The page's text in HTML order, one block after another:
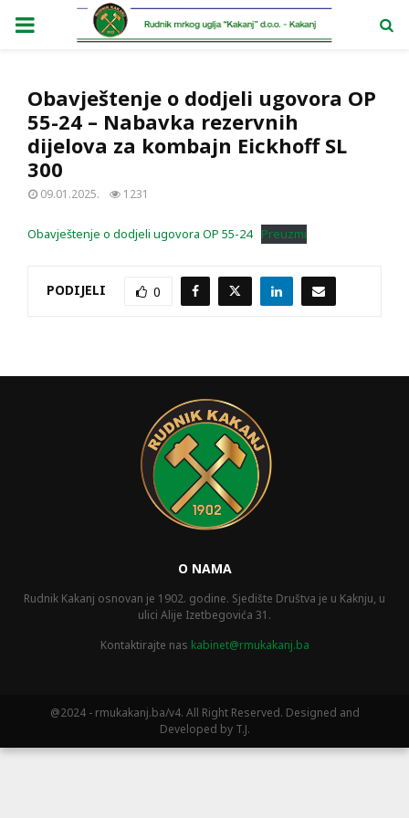
PRIMARY
Obavještenje o dodjeli ugovora OP
55-24 – Nabavka rezervnih
dijelova za kombajn Eickhoff SL
300
09.01.2025. 1231
Obavještenje o dodjeli ugovora OP 55-24 Preuzmi
PODIJELI 0
O NAMA
Rudnik Kakanj osnovan je 1902. godine. Sjedište Društva je u Kaknju, u
ulici Alije Izetbegovića 31.
Kontaktirajte nas kabinet@rmukakanj.ba
@2024 - rmukakanj.ba/v4. All Right Reserved. Designed and
Developed by T.J.